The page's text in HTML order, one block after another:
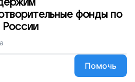
фонды по
России
Помочь